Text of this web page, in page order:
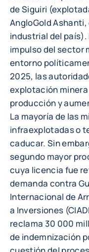
de Siguiri
AngloGold Ashanti,
industrial del
impulso del sector
entorno
2025, las
explotación
producción y
La mayoría de las
infraexplotadas o
caducar. Sin
segundo mayor
cuya licencia fue
demanda contra
Internacional de
a Inversiones
reclama 30 000
de indemnización